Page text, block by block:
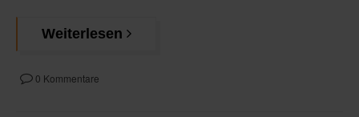
Weiterlesen
0 Kommentare